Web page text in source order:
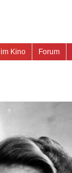
Forum
Kino